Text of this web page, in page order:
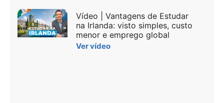
Vídeo | Vantagens de Estudar
na Irlanda: visto simples, custo
menor e emprego global
Ver vídeo